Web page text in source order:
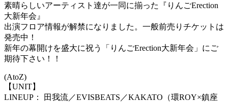
素晴らしいアーティスト達が一同に揃った『りんごErection
大新年会』
出演フロア情報が解禁になりました。一般前売りチケットは
発売中！
新年の幕開けを盛大に祝う「りんごErection大新年会」にご
期待下さい！！
(AtoZ)
【UNIT】
LINEUP： 田我流／EVISBEATS／KAKATO（環ROY×鎮座